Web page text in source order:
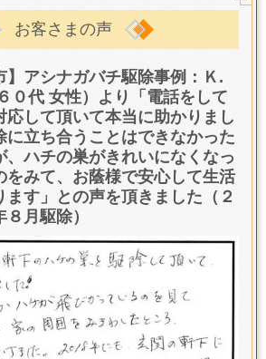
お客さまの声
】アシナガバチ駆除事例：Ｋ.
０代 女性）より「 電話をして
応して頂いて本当に助かりまし
に立ち合うことはできなかった
、ハチの巣がきれいになくなっ
をみて、お蔭様で安心して生活
ます 」との声を頂きました（２
８月駆除）